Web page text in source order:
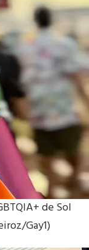
de Sol
Gay1)